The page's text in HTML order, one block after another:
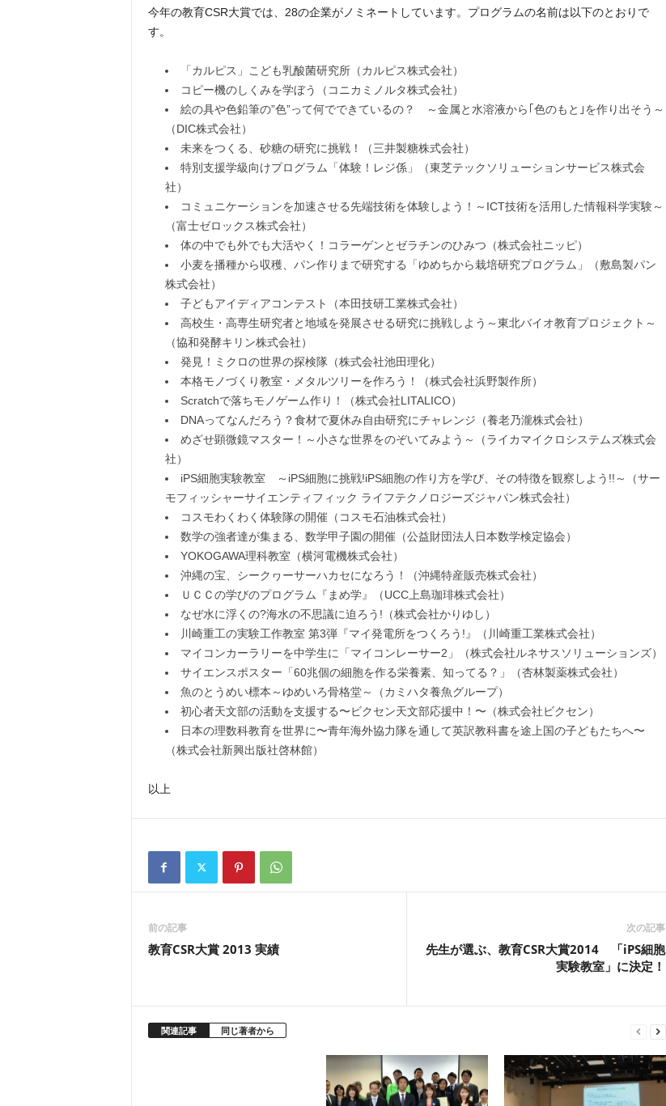
今年の教育CSR大賞では、28の企業がノミネートしています。プログラムの名前は以下のとおりで
す。
「カルピス」こども乳酸菌研究所（カルピス株式会社）
コピー機のしくみを学ぼう（コニカミノルタ株式会社）
絵の具や色鉛筆の”色”って何でできているの？ ～金属と水溶液から｢色のもと｣を作り出そう～
（DIC株式会社）
未来をつくる、砂糖の研究に挑戦！（三井製糖株式会社）
特別支援学級向けプログラム「体験！レジ係」（東芝テックソリューションサービス株式会
社）
コミュニケーションを加速させる先端技術を体験しよう！～ICT技術を活用した情報科学実験～
（富士ゼロックス株式会社）
体の中でも外でも大活やく！コラーゲンとゼラチンのひみつ（株式会社ニッピ）
小麦を播種から収穫、パン作りまで研究する「ゆめちから栽培研究プログラム」（敷島製パン
株式会社）
子どもアイディアコンテスト（本田技研工業株式会社）
高校生・高専生研究者と地域を発展させる研究に挑戦しよう～東北バイオ教育プロジェクト～
（協和発酵キリン株式会社）
発見！ミクロの世界の探検隊（株式会社池田理化）
本格モノづくり教室・メタルツリーを作ろう！（株式会社浜野製作所）
Scratchで落ちモノゲーム作り！（株式会社LITALICO）
DNAってなんだろう？食材で夏休み自由研究にチャレンジ（養老乃瀧株式会社）
めざせ顕微鏡マスター！～小さな世界をのぞいてみよう～（ライカマイクロシステムズ株式会
社）
iPS細胞実験教室 ～iPS細胞に挑戦!iPS細胞の作り方を学び、その特徴を観察しよう!!～（サー
モフィッシャーサイエンティフィック ライフテクノロジーズジャパン株式会社）
コスモわくわく体験隊の開催（コスモ石油株式会社）
数学の強者達が集まる、数学甲子園の開催（公益財団法人日本数学検定協会）
YOKOGAWA理科教室（横河電機株式会社）
沖縄の宝、シークヮーサーハカセになろう！（沖縄特産販売株式会社）
ＵＣＣの学びのプログラム『まめ学』（UCC上島珈琲株式会社）
なぜ水に浮くの?海水の不思議に迫ろう!（株式会社かりゆし）
川崎重工の実験工作教室 第3弾『マイ発電所をつくろう!』（川崎重工業株式会社）
マイコンカーラリーを中学生に「マイコンレーサー2」（株式会社ルネサスソリューションズ）
サイエンスポスター「60兆個の細胞を作る栄養素、知ってる？」（杏林製薬株式会社）
魚のとうめい標本～ゆめいろ骨格堂～（カミハタ養魚グループ）
初心者天文部の活動を支援する〜ビクセン天文部応援中！〜（株式会社ビクセン）
日本の理数科教育を世界に〜青年海外協力隊を通して英訳教科書を途上国の子どもたちへ〜
（株式会社新興出版社啓林館）
以上
前の記事
教育CSR大賞 2013 実績
次の記事
先生が選ぶ、教育CSR大賞2014 「iPS細胞
実験教室」に決定！
関連記事 同じ著者から